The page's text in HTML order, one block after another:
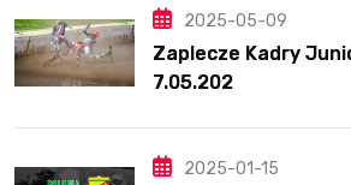
2025-05-09
Zaplecze Kadry
7.05.202
2025-01-15